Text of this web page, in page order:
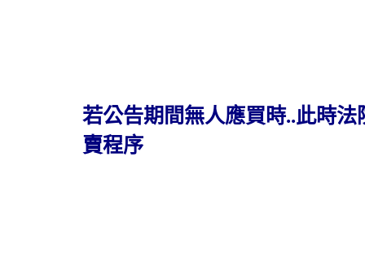
若公告期間無人應買時..此時
賣程序